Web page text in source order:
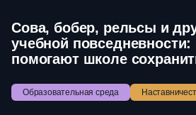
Сова, бобер, рельсы и
учебной повседневности:
помогают школе
Образовательная среда